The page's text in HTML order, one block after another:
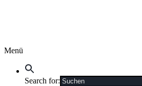
Menü
Search for: